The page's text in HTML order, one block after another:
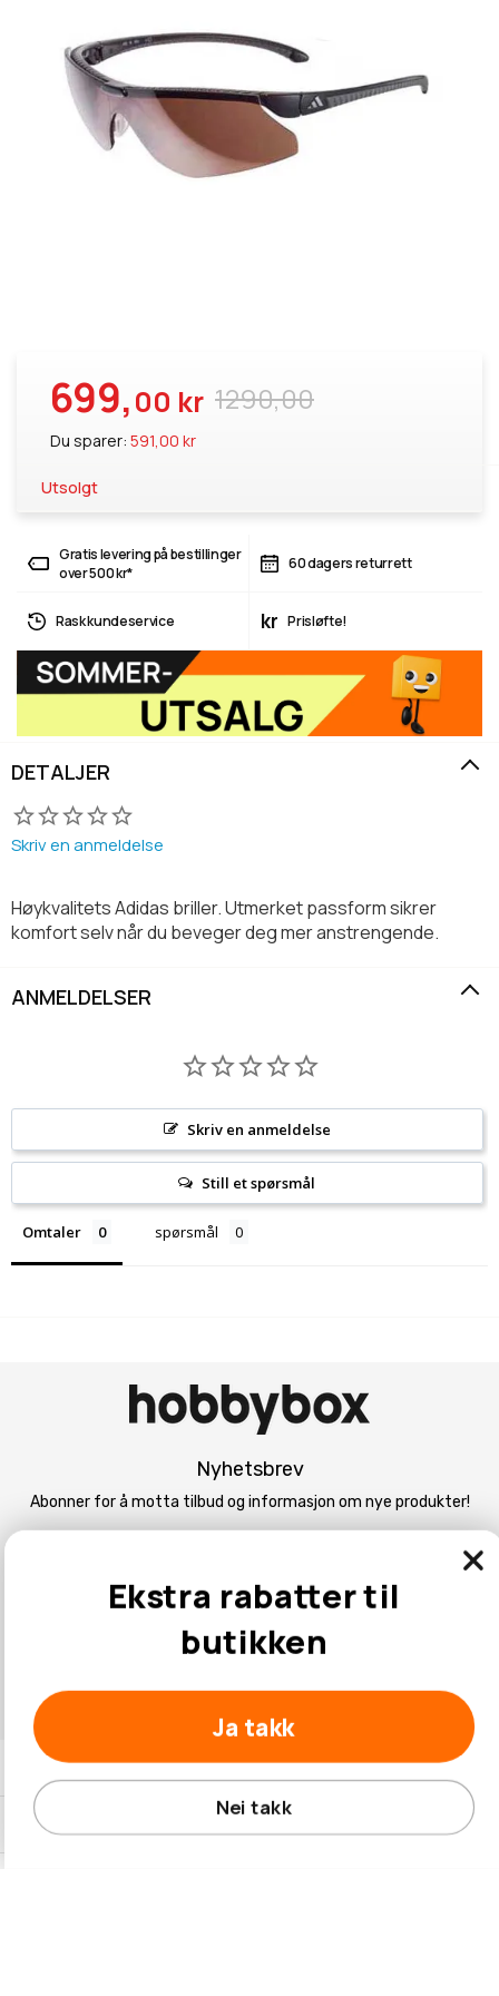
1290,00
699,00 kr
Du sparer: 591,00 kr
Utsolgt
Gratis levering på bestillinger
over 500 kr*
60 dagers returrett
Rask kundeservice kr Prisløfte!
DETALJER
Skriv en anmeldelse
Høykvalitets Adidas briller. Utmerket passform sikrer
komfort selv når du beveger deg mer anstrengende.
ANMELDELSER
Skriv en anmeldelse
Still et spørsmål
Omtaler spørsmål
Nyhetsbrev
Abonner for å motta tilbud og informasjon om nye produkter!
Les mer
Kontaktinformasjon
Ekstra rabatter til
butikken
Ja takk
Nei takk